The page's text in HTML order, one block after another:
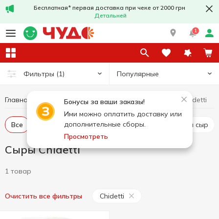
Бесплатная* первая доставка при чеке от 2000 грн
Детальней
1
Фильтры (1) Популярные
Бонусы за ваши заказы!
Ими можно оплатить доставку или
дополнительные сборы.
Просмотреть
Главная Яйца и молочные продукты Сыры Сыры Chidetti
Все Твердый и полутвердый сыр Рассольный сыр
Сыры Chidetti
1 товар
Очистить все фильтры Chidetti